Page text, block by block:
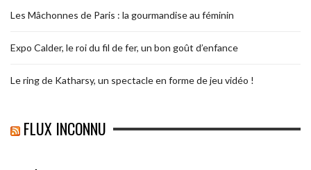
Les Mâchonnes de Paris : la gourmandise au féminin
Expo Calder, le roi du fil de fer, un bon goût d’enfance
Le ring de Katharsy, un spectacle en forme de jeu vidéo !
FLUX INCONNU